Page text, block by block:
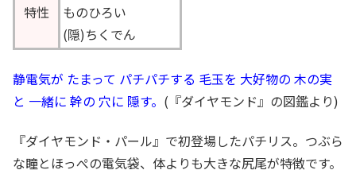
特性
ものひろい
(隠)ちくでん
静電気が たまって パチパチする 毛玉を 大好物の 木の実
と 一緒に 幹の 穴に 隠す。 (『ダイヤモンド』の図鑑より)
『ダイヤモンド・パール』で初登場したパチリス。つぶら
な瞳とほっぺの電気袋、体よりも大きな尻尾が特徴です。